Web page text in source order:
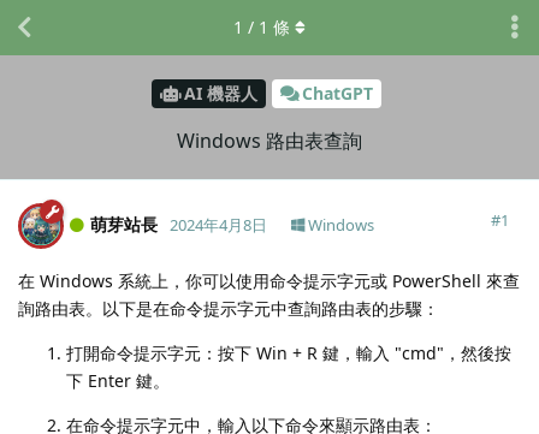
AI 機器人 ChatGPT
Windows 路由表查詢
1 / 1 條
萌芽站長 2024年4月8日 #1
Windows
在 Windows 系統上，你可以使用命令提示字元或 PowerShell 來查
詢路由表。以下是在命令提示字元中查詢路由表的步驟：
打開命令提示字元：按下 Win + R 鍵，輸入 "cmd"，然後按
下 Enter 鍵。
在命令提示字元中，輸入以下命令來顯示路由表：